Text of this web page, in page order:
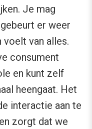
Je mag
er weer
van alles.
consument
en kunt zelf
heengaat. Het
interactie aan te
zorgt dat we